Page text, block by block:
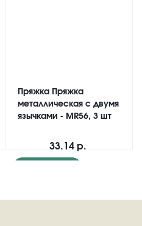
Пряжка Пряжка
металлическая с двумя
язычками - MR56, 3 шт
33.14 р.